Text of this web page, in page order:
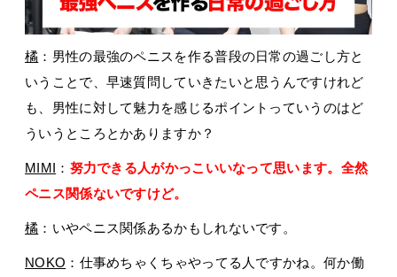
橘 ：男性の最強のペニスを作る普段の日常の過ごし方と
いうことで、早速質問していきたいと思うんですけれど
も、男性に対して魅力を感じるポイントっていうのはど
ういうところとかありますか？
MIMI ：努力できる人がかっこいいなって思います。全然
ペニス関係ないですけど。
橘 ：いやペニス関係あるかもしれないです。
NOKO ：仕事めちゃくちゃやってる人ですかね。何か働